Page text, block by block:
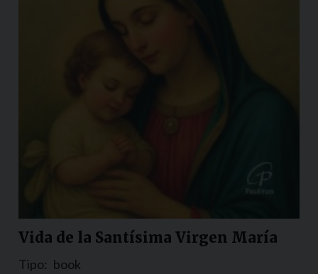
Vida de la Santísima Virgen María
Tipo: book